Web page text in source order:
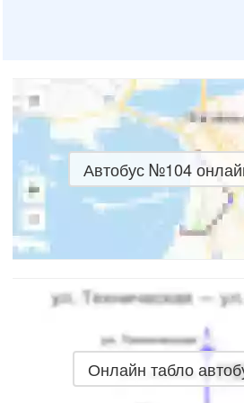
Автобус №104
Онлайн табло